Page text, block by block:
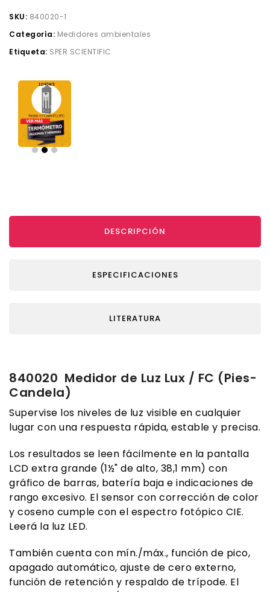
SKU: 840020-1
Categoría: Medidores ambientales
Etiqueta: SPER SCIENTIFIC
DESCRIPCIÓN
ESPECIFICACIONES
LITERATURA
840020 Medidor de Luz Lux / FC (Pies-
Candela)
Supervise los niveles de luz visible en cualquier
lugar con una respuesta rápida, estable y precisa.
Los resultados se leen fácilmente en la pantalla
LCD extra grande (1½" de alto, 38,1 mm) con
gráfico de barras, batería baja e indicaciones de
rango excesivo. El sensor con corrección de color
y coseno cumple con el espectro fotópico CIE.
Leerá la luz LED.
También cuenta con mín./máx., función de pico,
apagado automático, ajuste de cero externo,
función de retención y respaldo de trípode. El